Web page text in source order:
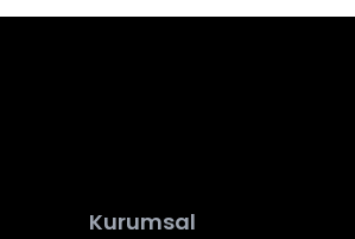
Kurumsal